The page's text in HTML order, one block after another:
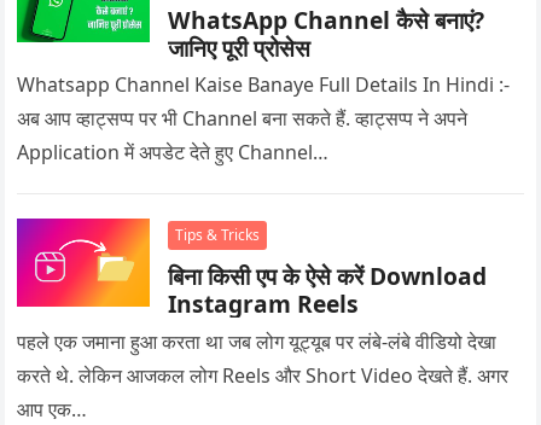
WhatsApp Channel कैसे बनाएं?
जानिए पूरी प्रोसेस
Whatsapp Channel Kaise Banaye Full Details In Hindi :-
अब आप व्हाट्सप्प पर भी Channel बना सकते हैं. व्हाट्सप्प ने अपने
Application में अपडेट देते हुए Channel…
Tips & Tricks
बिना किसी एप के ऐसे करें Download
Instagram Reels
पहले एक जमाना हुआ करता था जब लोग यूट्यूब पर लंबे-लंबे वीडियो देखा
करते थे. लेकिन आजकल लोग Reels और Short Video देखते हैं. अगर
आप एक…